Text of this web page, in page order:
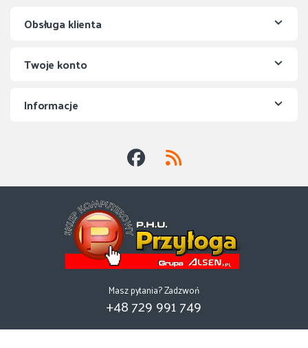
Obsługa klienta
Twoje konto
Informacje
Masz pytania? Zadzwoń
+48 729 991 749